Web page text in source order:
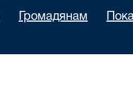
Громадянам